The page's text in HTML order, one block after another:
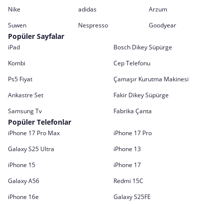
Nike adidas
Arzum
Suwen
Nespresso Goodyear
Popüler Sayfalar
iPad
Bosch Dikey Süpürge
Kombi
Cep Telefonu
Ps5 Fiyat
Çamaşır Kurutma Makinesi
Ankastre Set
Fakir Dikey Süpürge
Samsung Tv
Fabrika Çanta
Popüler Telefonlar
iPhone 17 Pro Max
iPhone 17 Pro
Galaxy S25 Ultra
iPhone 13
iPhone 15
iPhone 17
Galaxy A56
Redmi 15C
iPhone 16e
Galaxy S25FE